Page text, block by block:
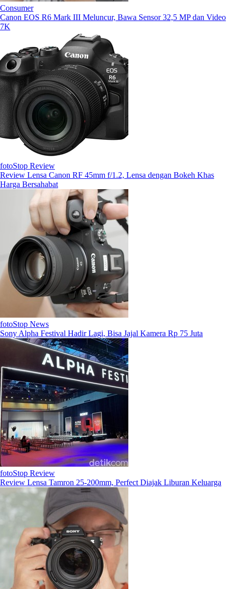
Consumer
Canon EOS R6 Mark III Meluncur, Bawa Sensor 32,5 MP dan Video
7K
fotoStop Review
Review Lensa Canon RF 45mm f/1.2, Lensa dengan Bokeh Khas
Harga Bersahabat
fotoStop News
Sony Alpha Festival Hadir Lagi, Bisa Jajal Kamera Rp 75 Juta
fotoStop Review
Review Lensa Tamron 25-200mm, Perfect Diajak Liburan Keluarga